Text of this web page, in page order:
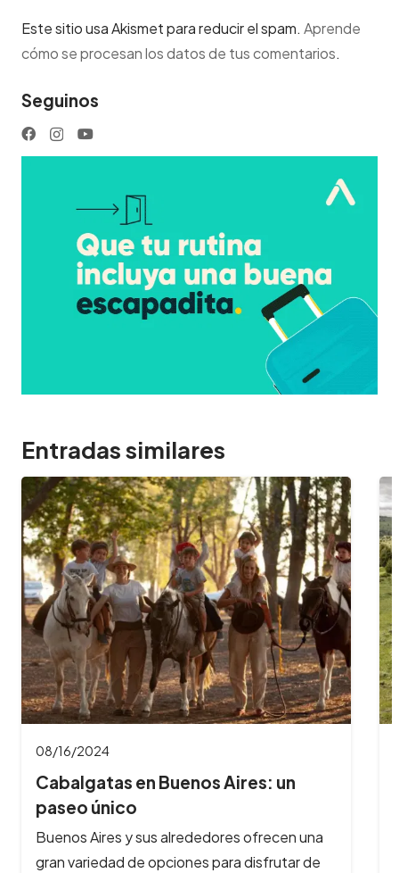
Este sitio usa Akismet para reducir el spam. Aprende
cómo se procesan los datos de tus comentarios.
Seguinos
Entradas similares
08/16/2024
Cabalgatas en Bariloche: aventuras
a caballo…
¿Te imaginas galopar por paisajes de ensueño,
rodeado de montañas nevadas, lagos